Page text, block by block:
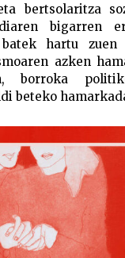
bertsolaritza
bigarren
hartu zuen
azken
borroka
beteko